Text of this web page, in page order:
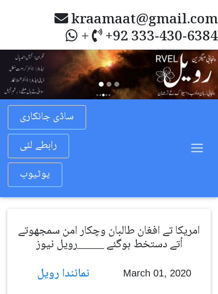
kraamaat@gmail.com
+ +92 333-430-6384
Previous
ساڈی جانکاری
رابطے لئی
یوٹیوب
امریکا تے افغان طالبان وچکار امن سمجھوتے
اُتے دستخط ہوگئے _____رویل نیوز
March 01, 2020